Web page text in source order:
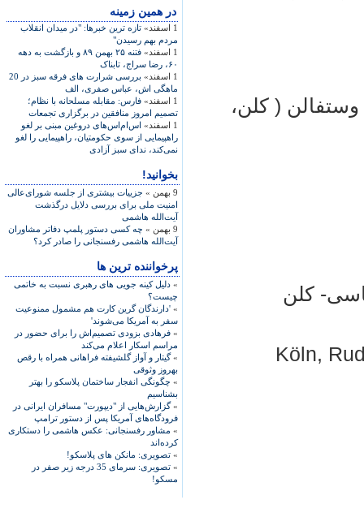
در همين زمينه
1 اسفند»
تازه ترین خبرها: "در میدان انقلاب
مردم بهم رسیدن"
1 اسفند»
فتنه‌ ۲۵ بهمن ۸۹ و بازگشت به دهه‌
۶۰، رضا سراج، تابناک
1 اسفند»
بررسی شرارت های فرقه سبز در 20
ماهگی اش، عباس صفری، الف
1 اسفند»
فارس: مقابله مسلحانه با نظام؛
تصميم امروز منافقين در برگزاری تجمعات
1 اسفند»
اس‌ام‌اس‌های دروغين مبنی بر لغو
راهپيمايی از سوی حکومتيان، راهپيمايی را لغو
نمی‌کند، ندای سبز آزادی
بخوانید!
9 بهمن »
جزییات بیشتری از جلسه شورای‌عالی
امنیت ملی برای بررسی دلایل درگذشت
آیت‌الله هاشمی
9 بهمن »
چه کسی دستور پلمپ دفاتر مشاوران
آیت‌الله هاشمی رفسنجانی را صادر کرد؟
پرخواننده ترین ها
» دلیل کینه جویی های رهبری نسبت به خاتمی
چیست؟
» 'دارندگان گرین کارت هم مشمول ممنوعیت
سفر به آمریکا می‌شوند'
» فرهادی بزودی تصمیم‌اش را برای حضور در
مراسم اسکار اعلام می‌کند
»گیتار و آواز گلشیفته فراهانی همراه با رقص
بهروز وثوقی
» چگونگی انفجار ساختمان پلاسکو را بهتر
بشناسیم
»گزارش‌هایی از "دیپورت" مسافران ایرانی در
فرودگاه‌های آمریکا پس از دستور ترامپ
» مشاور رفسنجانی: عکس هاشمی را دستکاری
کرده‌اند
» تصویری: مانکن های پلاسکو!
»
تصویری: سرمای 35 درجه زیر صفر در
مسکو!
وستفالن ( کلن،
کلن
Köln,